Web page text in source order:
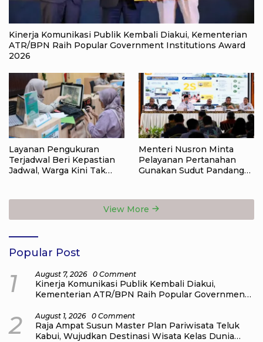
Kinerja Komunikasi Publik Kembali Diakui, Kementerian
ATR/BPN Raih Popular Government Institutions Award
2026
Layanan Pengukuran
Terjadwal Beri Kepastian
Jadwal, Warga Kini Tak
Menteri Nusron Minta
Pelayanan Pertanahan
Gunakan Sudut Pandang
View More
Popular Post
1 August 7, 2026 0 Comment
Kinerja Komunikasi Publik Kembali Diakui,
Kementerian ATR/BPN Raih Popular Government
2 August 1, 2026 0 Comment
Raja Ampat Susun Master Plan Pariwisata Teluk
Kabui, Wujudkan Destinasi Wisata Kelas Dunia